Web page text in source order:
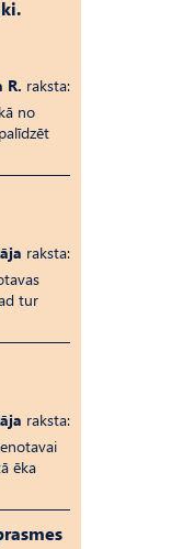
R. raksta:
no
raksta:
tur
raksta:
ēka